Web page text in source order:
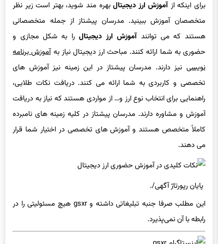
متخصصان آموزش ببینید. مدرسان پیشتاز از جمله متخصصانی
هستند که می توانندآموزش ارز دیجیتال را به شکل مجازی و
حضوری به شما ارائه کنند. مباحث ارز دیجیتال نیاز بهآموزش برنامه
نویسینیز دارند. مدرسان پیشتاز در این زمینه نیز آموزش های
تخصصی و کاربردی به شما ارائه می کنند. دریافت نکات طلایی،
راهنمایی برای انتخاب نوع ارز و… از مواردی هستند که نیاز به دریافت
آموزش و مشاوره دارند. مدرسان پیشتاز در کلیه زمینه های نامبرده
کاملاً متخصص هستند و آموزش های تخصصی در اختیار شما قرار
می دهند.
پایان رپورتاژ آگهی/.
رابطه با آن نمی‌پذیرد.